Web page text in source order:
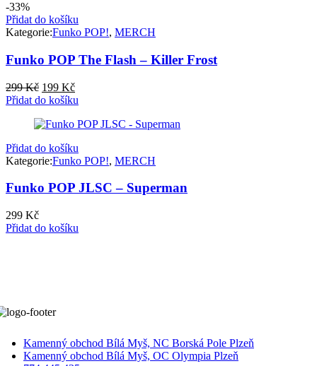
-33%
Přidat do košíku
Kategorie:Funko POP!, MERCH
Funko POP The Flash – Killer Frost
299Kč Původní
cena
299 Kč.
199 KčAktuální
cena
199 Kč.
Přidat do košíku
Přidat do košíku
Kategorie:Funko POP!, MERCH
Funko POP JLSC – Superman
299 Kč
Přidat do košíku
Kamenný obchod Bílá Myš, NC Borská Pole Plzeň
Kamenný obchod Bílá Myš, OC Olympia Plzeň